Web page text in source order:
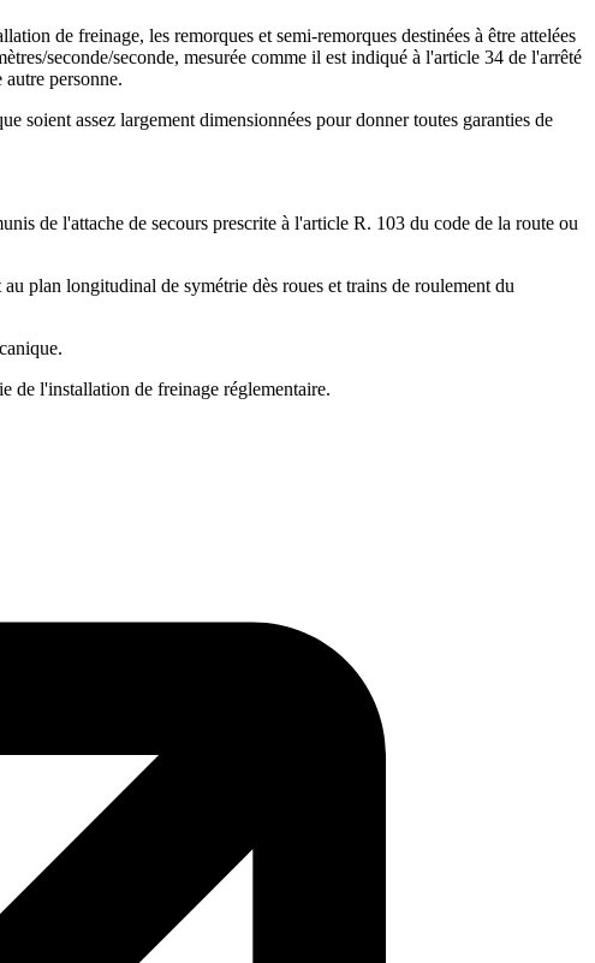
de freinage, les remorques et semi-remorques destinées à être attelées
seconde/seconde, mesurée comme il est indiqué à l'article 34 de l'arrêté
personne.
soient assez largement dimensionnées pour donner toutes garanties de
de l'attache de secours prescrite à l'article R. 103 du code de la route ou
plan longitudinal de symétrie dès roues et trains de roulement du
de l'installation de freinage réglementaire.